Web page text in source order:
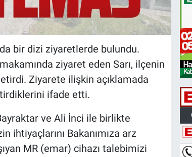
bir dizi ziyaretlerde bulundu.
ziyaret eden Sarı, ilçenin
Ziyarete ilişkin açıklamada
ifade etti.
ve Ali İnci ile birlikte
Bakanımıza arz
MR (emar) cihazı talebimizi